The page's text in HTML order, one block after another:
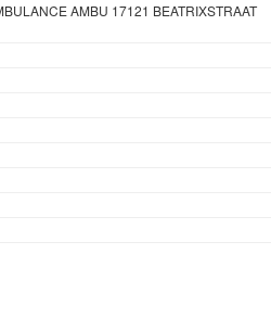
AMBU 17121 BEATRIXSTRAAT